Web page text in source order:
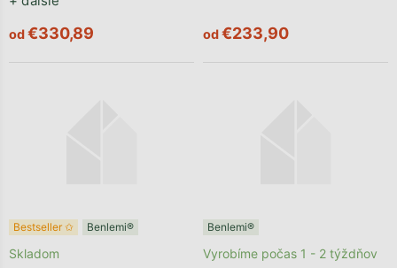
od€330,89 od€233,90
Bestseller ✩ Benlemi®
Skladom
Benlemi®
Vyrobíme počas 1 - 2 týždňov